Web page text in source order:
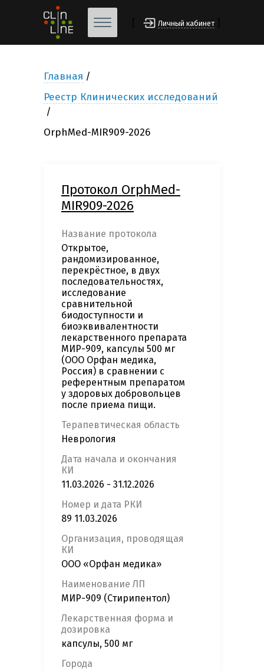
Личный кабинет
Главная
Реестр Клинических исследований
OrphMed-MIR909-2026
Протокол OrphMed-
MIR909-2026
Название протокола
Открытое,
рандомизированное,
перекрёстное, в двух
последовательностях,
исследование
сравнительной
биодоступности и
биоэквивалентности
лекарственного препарата
МИР-909, капсулы 500 мг
(ООО Орфан медика,
Россия) в сравнении с
референтным препаратом
у здоровых добровольцев
после приема пищи.
Терапевтическая область
Неврология
Дата начала и окончания
КИ
11.03.2026 - 31.12.2026
Номер и дата РКИ
89 11.03.2026
Организация, проводящая
КИ
ООО «Орфан медика»
Наименование ЛП
МИР-909 (Стирипентол)
Лекарственная форма и
дозировка
капсулы, 500 мг
Города